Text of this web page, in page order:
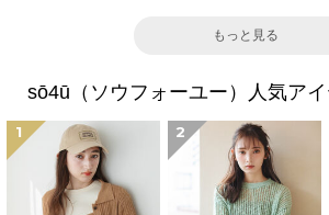
もっと見る
sō4ū（ソウフォーユー）人気ア
1 2